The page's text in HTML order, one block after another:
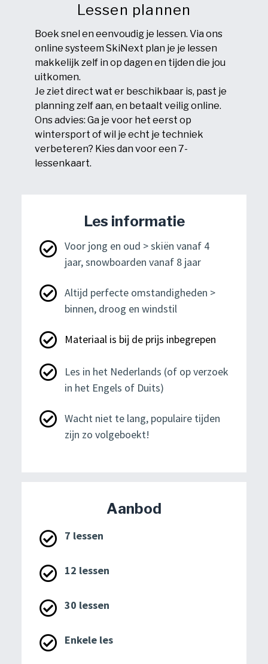
Lessen plannen
Boek snel en eenvoudig je lessen. Via ons
online systeem SkiNext plan je je lessen
makkelijk zelf in op dagen en tijden die jou
uitkomen.
Je ziet direct wat er beschikbaar is, past je
planning zelf aan, en betaalt veilig online.
Ons advies: Ga je voor het eerst op
wintersport of wil je echt je techniek
verbeteren? Kies dan voor een 7-
lessenkaart.
Les informatie
Voor jong en oud > skiën vanaf 4
jaar, snowboarden vanaf 8 jaar
Altijd perfecte omstandigheden >
binnen, droog en windstil
Materiaal is bij de prijs inbegrepen
Les in het Nederlands (of op verzoek
in het Engels of Duits)
Wacht niet te lang, populaire tijden
zijn zo volgeboekt!
Aanbod
7 lessen
12 lessen
30 lessen
Enkele les